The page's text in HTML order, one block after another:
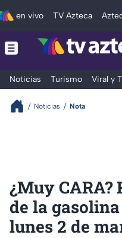
en vivo TV Azteca
Noticias Turismo Viral y
Noticias Nota
¿Muy CARA?
de la
lunes 2 de